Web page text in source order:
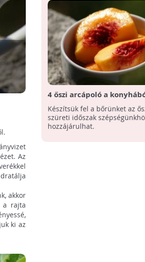
Az
akkor
a rajta
ki az
4 őszi arcápoló a
Készítsük fel a bőrünket az
szüreti időszak
hozzájárulhat.